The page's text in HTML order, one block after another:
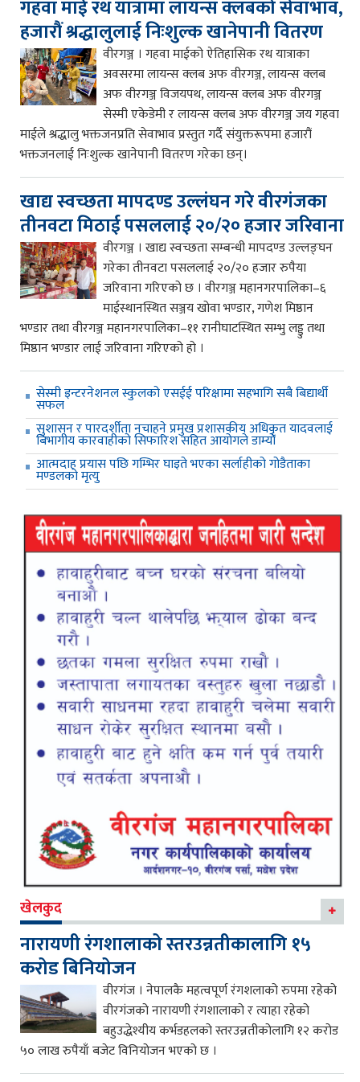
गहवा माई रथ यात्रामा लायन्स क्लबको सेवाभाव,
हजारौं श्रद्धालुलाई निःशुल्क खानेपानी वितरण
वीरगञ्ज । गहवा माईको ऐतिहासिक रथ यात्राका
अवसरमा लायन्स क्लब अफ वीरगञ्ज, लायन्स क्लब
अफ वीरगञ्ज विजयपथ, लायन्स क्लब अफ वीरगञ्ज
सेस्मी एकेडेमी र लायन्स क्लब अफ वीरगञ्ज जय गहवा
माईले श्रद्धालु भक्तजनप्रति सेवाभाव प्रस्तुत गर्दै संयुक्तरूपमा हजारौं
भक्तजनलाई निःशुल्क खानेपानी वितरण गरेका छन्।
खाद्य स्वच्छता मापदण्ड उल्लंघन गरे वीरगंजका
तीनवटा मिठाई पसललाई २०/२० हजार जरिवाना
वीरगञ्ज । खाद्य स्वच्छता सम्बन्धी मापदण्ड उल्लङ्घन
गरेका तीनवटा पसललाई २०/२० हजार रुपैया
जरिवाना गरिएको छ । वीरगञ्ज महानगरपालिका–६
माईस्थानस्थित सञ्जय खोवा भण्डार, गणेश मिष्ठान
भण्डार तथा वीरगञ्ज महानगरपालिका–११ रानीघाटस्थित सम्भु लड्डु तथा
मिष्ठान भण्डार लाई जरिवाना गरिएको हो ।
सेस्मी इन्टरनेशनल स्कुलको एसईई परिक्षामा सहभागि सबै बिद्यार्थी
सफल
सुशासन र पारदर्शीता नचाहने प्रमुख प्रशासकीय अधिकृत यादवलाई
बिभागीय कारवाहीको सिफारिश सहित आयोगले डाम्यो
आत्मदाह प्रयास पछि गम्भिर घाइते भएका सर्लाहीको गोडैताका
मण्डलको मृत्यु
खेलकुद
नारायणी रंगशालाको स्तरउन्नतीकालागि १५
करोड बिनियोजन
वीरगंज । नेपालकै महत्वपूर्ण रंगशलाको रुपमा रहेको
वीरगंजको नारायणी रंगशालाको र त्याहा रहेको
बहुउद्धेश्यीय कर्भडहलको स्तरउन्नतीकोलागि १२ करोड
५० लाख रुपैयाँ बजेट विनियोजन भएको छ ।